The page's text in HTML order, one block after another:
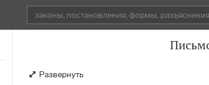
Развернуть